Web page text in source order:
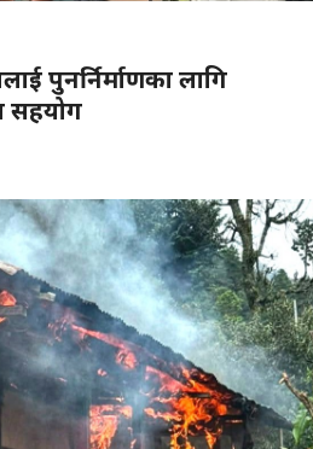
पुनर्निर्माणका लागि
सहयोग